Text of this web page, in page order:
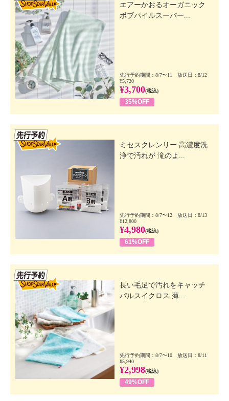
エアーかおるオーガニック
ボブパイルスーパー...
先行予約期間：8/7〜11 放送日：8/12
¥5,720
¥3,700(税込)
35%OFF
ミセスクレンリー 高濃度洗
浄で汚れが 滝のよ...
先行予約期間：8/7〜12 放送日：8/13
¥12,800
¥4,980(税込)
61%OFF
長い毛足で汚れをキャッチ
パルスイクロス 薄...
先行予約期間：8/7〜10 放送日：8/11
¥5,940
¥2,998(税込)
49%OFF